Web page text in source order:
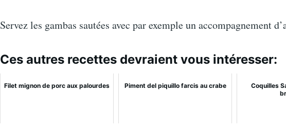
Servez les gambas sautées avec par exemple un accompagnement
Ces autres recettes devraient vous intéresser:
Filet mignon de porc aux palourdes Piment del piquillo farcis au crabe
Coquilles